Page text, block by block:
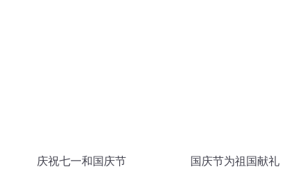
庆祝七一和国庆节 国庆节为祖国献礼